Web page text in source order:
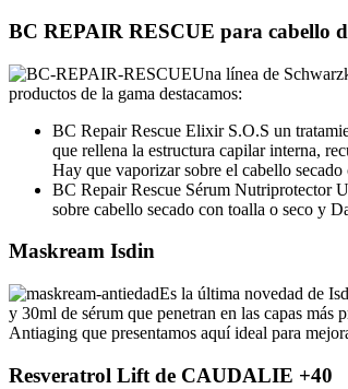
BC REPAIR RESCUE para cabello
Una línea de
productos de la gama destacamos:
BC Repair Rescue Elixir S.O.S un
que rellena la estructura capilar interna,
Hay que vaporizar sobre el cabello
BC Repair Rescue Sérum Nutriprotector
sobre cabello secado con toalla o seco y
Maskream Isdin
Es la última novedad de
y 30ml de sérum que penetran en las capas
Antiaging que presentamos aquí ideal para
Resveratrol Lift de CAUDALIE +40